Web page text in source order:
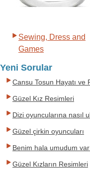
Sewing, Dress and
Games
Yeni Sorular
Cansu Tosun Hayatı ve
Güzel Kız Resimleri
Dizi oyuncularına nasıl
Güzel çirkin oyuncuları
Benim hala umudum
Güzel Kızların Resimleri